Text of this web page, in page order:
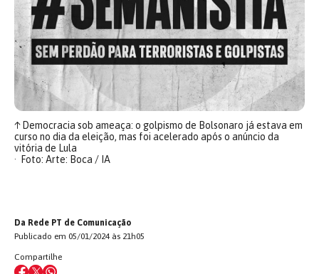
↑Democracia sob ameaça: o golpismo de Bolsonaro já estava em
curso no dia da eleição, mas foi acelerado após o anúncio da
vitória de Lula
Foto: Arte: Boca / IA
Da Rede PT de Comunicação
Publicado em 05/01/2024 às 21h05
Compartilhe